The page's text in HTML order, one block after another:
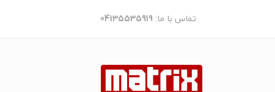
تماس با ما: 04135535919